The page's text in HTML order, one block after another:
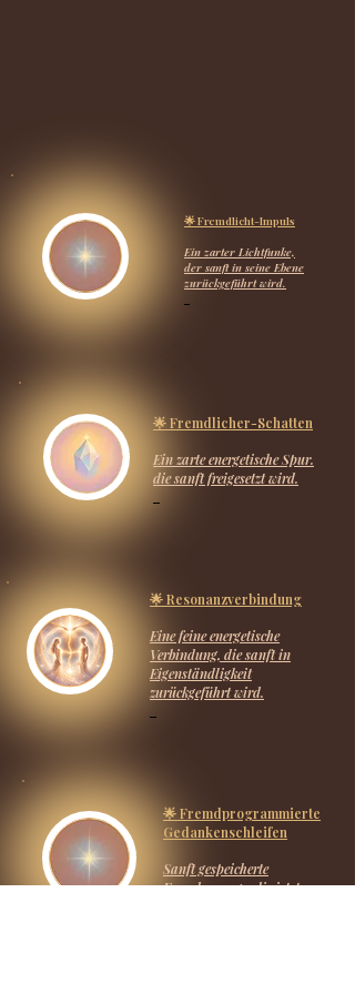
🌟 Fremdlicht-Impuls
Ein zarter Lichtfunke,
der sanft in seine Ebene
zurückgeführt wird.
🌟 Fremdlicher-Schatten
Ein zarte energetische Spur.
die sanft freigesetzt wird.
🌟 Resonanzverbindung
Eine feine energetische
Verbindung, die sanft in
Eigenständligkeit
zurückgeführt wird.
🌟 Fremdprogrammierte
Gedankenschleifen
Sanft gespeicherte
Fremdaussage, die jetzt